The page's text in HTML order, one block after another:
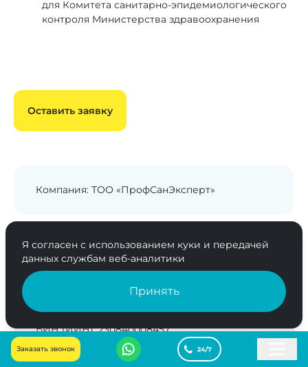
Заказать звонок
для Комитета санитарно-эпидемиологического
контроля Министерства здравоохранения
Оставить заявку
Компания: ТОО «ПрофСанЭксперт»
Адрес: Казахстан, район им.Казыбек би, улица
Нефтяная, дом 5/1
БИН (ИИН): 230840008457
Я согласен с использованием куки и передачей
данных службам веб-аналитики
Принять